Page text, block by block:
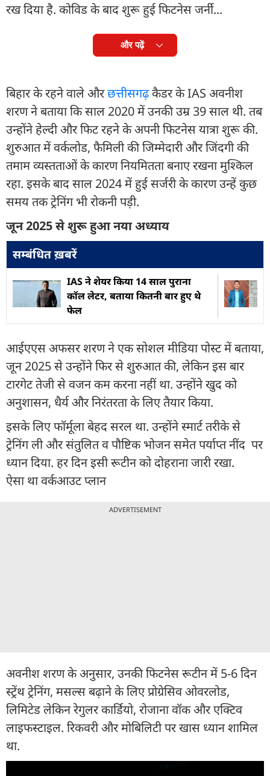
रख दिया है. कोविड के बाद शुरू हुई फिटनेस जर्नी...
और पढ़ें
बिहार के रहने वाले औरछत्तीसगढ़कैडर के IAS अवनीश
शरण ने बताया कि साल 2020 में उनकी उम्र 39 साल थी. तब
उन्होंने हेल्दी और फिट रहने के अपनी फिटनेस यात्रा शुरू की.
शुरुआत में वर्कलोड, फैमिली की जिम्मेदारी और जिंदगी की
तमाम व्यस्तताओं के कारण नियमितता बनाए रखना मुश्किल
रहा. इसके बाद साल 2024 में हुई सर्जरी के कारण उन्हें कुछ
समय तक ट्रेनिंग भी रोकनी पड़ी.
जून 2025 से शुरू हुआ नया अध्याय
सम्बंधित ख़बरें
IAS ने शेयर किया 14 साल पुराना
कॉल लेटर, बताया कितनी बार हुए थे
फेल
आईएएस अफसर शरण ने एक सोशल मीडिया पोस्ट में बताया,
जून 2025 से उन्होंने फिर से शुरुआत की, लेकिन इस बार
टारगेट तेजी से वजन कम करना नहीं था. उन्होंने खुद को
अनुशासन, धैर्य और निरंतरता के लिए तैयार किया.
इसके लिए फॉर्मूला बेहद सरल था. उन्होंने स्मार्ट तरीके से
ट्रेनिंग ली और संतुलित व पौष्टिक भोजन समेत पर्याप्त नींद पर
ध्यान दिया. हर दिन इसी रूटीन को दोहराना जारी रखा.
ऐसा था वर्कआउट प्लान
ADVERTISEMENT
अवनीश शरण के अनुसार, उनकी फिटनेस रूटीन में 5-6 दिन
स्ट्रेंथ ट्रेनिंग, मसल्स बढ़ाने के लिए प्रोग्रेसिव ओवरलोड,
लिमिटेड लेकिन रेगुलर कार्डियो, रोजाना वॉक और एक्टिव
लाइफस्टाइल. रिकवरी और मोबिलिटी पर खास ध्यान शामिल
था.